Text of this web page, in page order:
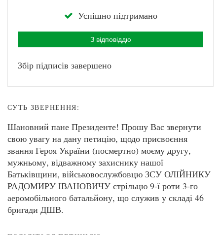
Успішно підтримано
З відповіддю
Збір підписів завершено
СУТЬ ЗВЕРНЕННЯ:
Шановний пане Президенте! Прошу Вас звернути
свою увагу на дану петицію, щодо присвоєння
звання Героя України (посмертно) моєму другу,
мужньому, відважному захиснику нашої
Батьківщини, військовослужбовцю ЗСУ ОЛІЙНИКУ
РАДОМИРУ ІВАНОВИЧУ стрільцю 9-ї роти 3-го
аеромобільного батальйону, що служив у складі 46
бригади ДШВ.